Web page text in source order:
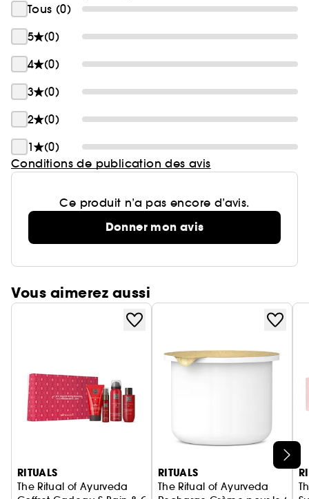
Tous (0)
5
(0)
4
(0)
3
(0)
2
(0)
1
(0)
Conditions de publication des avis
Ce produit n’a pas encore d’avis.
Donner mon avis
Vous aimerez aussi
RITUALS
The Ritual of Ayurveda
RITUALS
The Ritual of Ayurveda